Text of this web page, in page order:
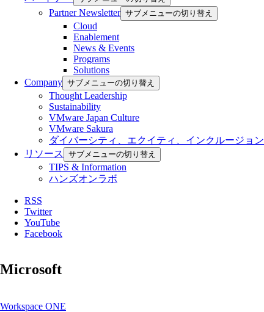
Partner Newsletter サブメニューの切り替え
Cloud
Enablement
News & Events
Programs
Solutions
Company サブメニューの切り替え
Thought Leadership
Sustainability
VMware Japan Culture
VMware Sakura
ダイバーシティ、エクイティ、インクルージョン
リソース
サブメニューの切り替え
TIPS & Information
ハンズオンラボ
RSS
Twitter
YouTube
Facebook
Microsoft
Workspace ONE